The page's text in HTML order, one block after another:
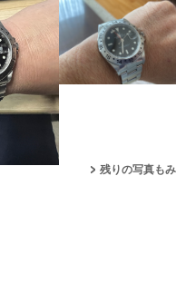
残りの写真も